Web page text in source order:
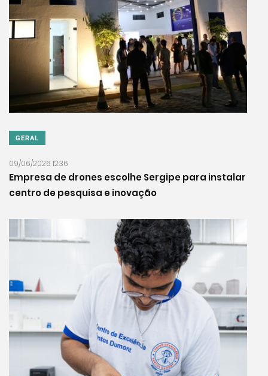
GERAL
09/06/2026 12:36
Empresa de drones escolhe Sergipe para instalar
centro de pesquisa e inovação